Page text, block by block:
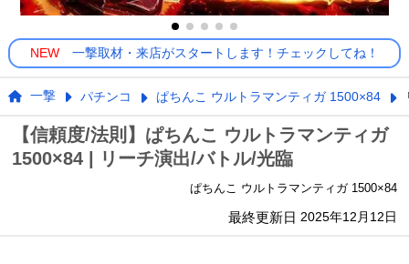
NEW 一撃取材・来店がスタートします！チェックしてね！
一撃 パチンコ ぱちんこ ウルトラマンティガ 1500×84
【信頼度/法則】ぱちんこ ウルトラマンティガ
1500×84 | リーチ演出/バトル/光臨
ぱちんこ ウルトラマンティガ 1500×84
最終更新日 2025年12月12日